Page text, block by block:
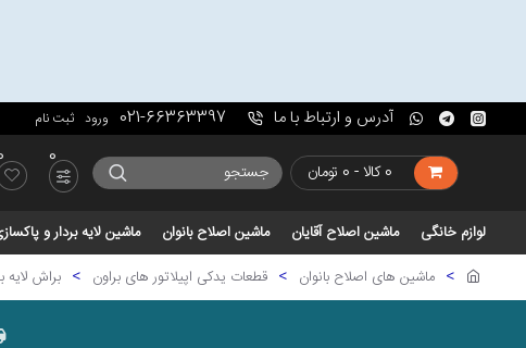
آدرس و ارتباط با ما 021-66363397 ورود ثبت نام
0
0 کالا - 0 تومان
لوازم خانگی ماشین اصلاح آقایان ماشین اصلاح بانوان ماشین لایه بردار و
ماشین های اصلاح بانوان
قطعات یدکی اپیلاتور های براون براش لایه